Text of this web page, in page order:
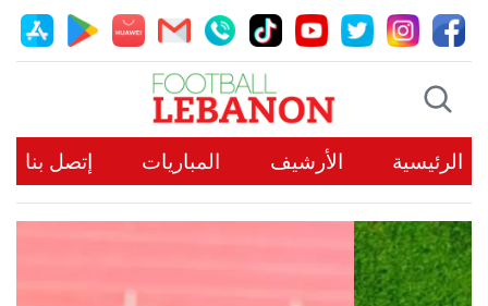
الرئيسية الأرشيف المباريات إتصل بنا